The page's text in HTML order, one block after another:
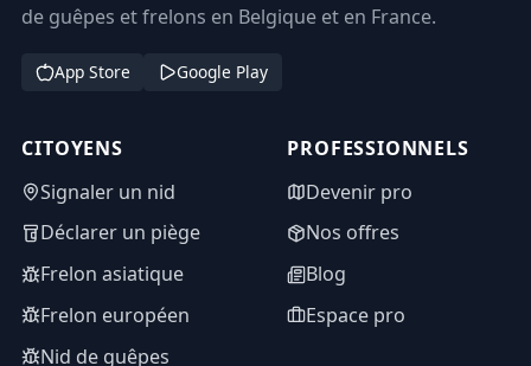
de guêpes et frelons en Belgique et en France.
App Store Google Play
CITOYENS
Signaler un nid
Déclarer un piège
Frelon asiatique
Frelon européen
Nid de guêpes
PROFESSIONNELS
Devenir pro
Nos offres
Blog
Espace pro